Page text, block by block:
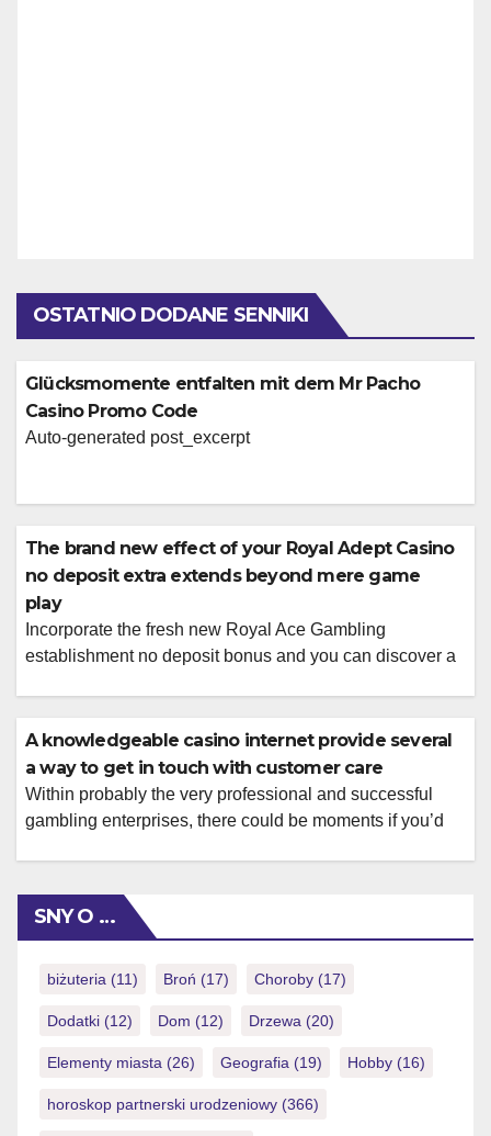
OSTATNIO DODANE SENNIKI
Glücksmomente entfalten mit dem Mr Pacho
Casino Promo Code
Auto-generated post_excerpt
The brand new effect of your Royal Adept Casino
no deposit extra extends beyond mere game
play
Incorporate the fresh new Royal Ace Gambling
establishment no deposit bonus and you can discover a
bright atmosphere, find common game, and acquaint on
your own to your platform’s have. We pride our selves to
your providing […]
A knowledgeable casino internet provide several
a way to get in touch with customer care
Within probably the very professional and successful
gambling enterprises, there could be moments if you’d
each and every render. Such also provides appear to
increase bankroll 100% free and increase their gaming
SNY O …
biżuteria (11) Broń (17) Choroby (17)
Dodatki (12) Dom (12) Drzewa (20)
Elementy miasta (26) Geografia (19) Hobby (16)
horoskop partnerski urodzeniowy (366)